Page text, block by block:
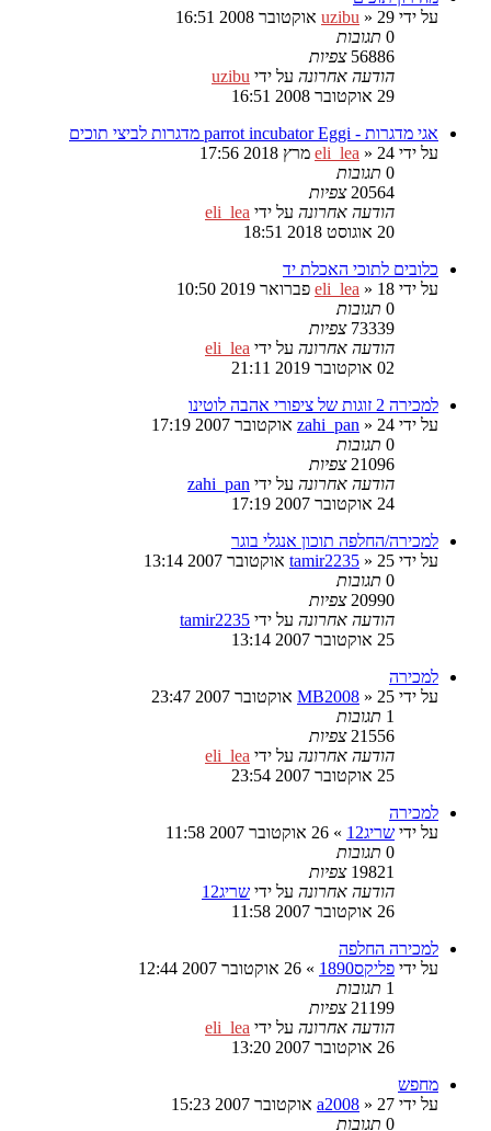
על ידי
uzibu » 29 אוקטובר 2008 16:51
0 תגובות
56886 צפיות
הודעה אחרונה על ידי uzibu
29 אוקטובר 2008 16:51
אגי מדגרות - parrot incubator Eggi מדגרות לביצי תוכים
על ידי
eli_lea » 24 מרץ 2018 17:56
0 תגובות
20564 צפיות
הודעה אחרונה על ידי eli_lea
20 אוגוסט 2018 18:51
כלובים לתוכי האכלת יד
על ידי
eli_lea » 18 פברואר 2019 10:50
0 תגובות
73339 צפיות
הודעה אחרונה על ידי eli_lea
02 אוקטובר 2019 21:11
למכירה 2 זוגות של ציפורי אהבה לוטינו
על ידי
zahi_pan » 24 אוקטובר 2007 17:19
0 תגובות
21096 צפיות
הודעה אחרונה על ידי zahi_pan
24 אוקטובר 2007 17:19
למכירה/החלפה תוכון אנגלי בוגר
על ידי
tamir2235 » 25 אוקטובר 2007 13:14
0 תגובות
20990 צפיות
הודעה אחרונה על ידי tamir2235
25 אוקטובר 2007 13:14
למכירה
על ידי
MB2008 » 25 אוקטובר 2007 23:47
1 תגובות
21556 צפיות
הודעה אחרונה על ידי eli_lea
25 אוקטובר 2007 23:54
למכירה
על ידי שריג12 » 26 אוקטובר 2007 11:58
0 תגובות
19821 צפיות
הודעה אחרונה על ידי שריג12
26 אוקטובר 2007 11:58
למכירה החלפה
על ידי פליקס1890 » 26 אוקטובר 2007 12:44
1 תגובות
21199 צפיות
הודעה אחרונה על ידי eli_lea
26 אוקטובר 2007 13:20
מחפש
על ידי
a2008 » 27 אוקטובר 2007 15:23
0 תגובות